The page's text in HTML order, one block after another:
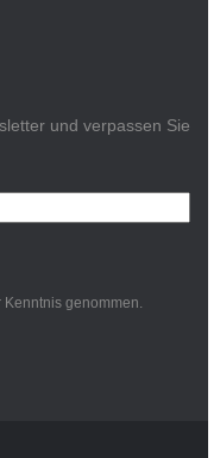
und verpassen Sie
Kenntnis genommen.